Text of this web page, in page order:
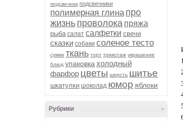
подсвечник подсвечники
полимерная глина про
жизнь проволока пряжа
рыба салат салфетки свечи
сказки собаки соленое тесто
сумки ткань торт трикотаж украшение
блюд упаковка холодный
фарфор цветы шерсть шитье
шкатулки шоколад юмор яблоки
-
Рубрики